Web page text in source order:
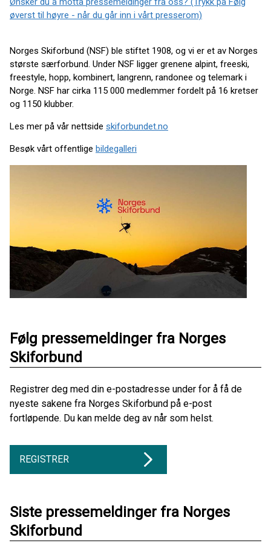
øverst til høyre - når du går inn i vårt presserom)
Norges Skiforbund (NSF) ble stiftet 1908, og vi er et av Norges
største særforbund. Under NSF ligger grenene alpint, freeski,
freestyle, hopp, kombinert, langrenn, randonee og telemark i
Norge. NSF har cirka 115 000 medlemmer fordelt på 16 kretser
og 1150 klubber.
Les mer på vår nettside skiforbundet.no
Besøk vårt offentlige bildegalleri
Følg pressemeldinger fra Norges
Skiforbund
Registrer deg med din e-postadresse under for å få de
nyeste sakene fra Norges Skiforbund på e-post
fortløpende. Du kan melde deg av når som helst.
REGISTRER
Siste pressemeldinger fra Norges
Skiforbund